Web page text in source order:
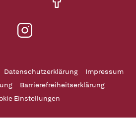
Datenschutzerklärung
Impressum
Barrierefreiheitserklärung
Einstellungen